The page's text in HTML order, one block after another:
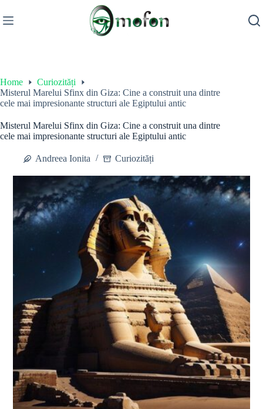
to
content
Home
Curiozități
Misterul Marelui Sfinx din Giza: Cine a construit una dintre
cele mai impresionante structuri ale Egiptului antic
Misterul Marelui Sfinx din Giza: Cine a construit una dintre
cele mai impresionante structuri ale Egiptului antic
Andreea Ionita Curiozități